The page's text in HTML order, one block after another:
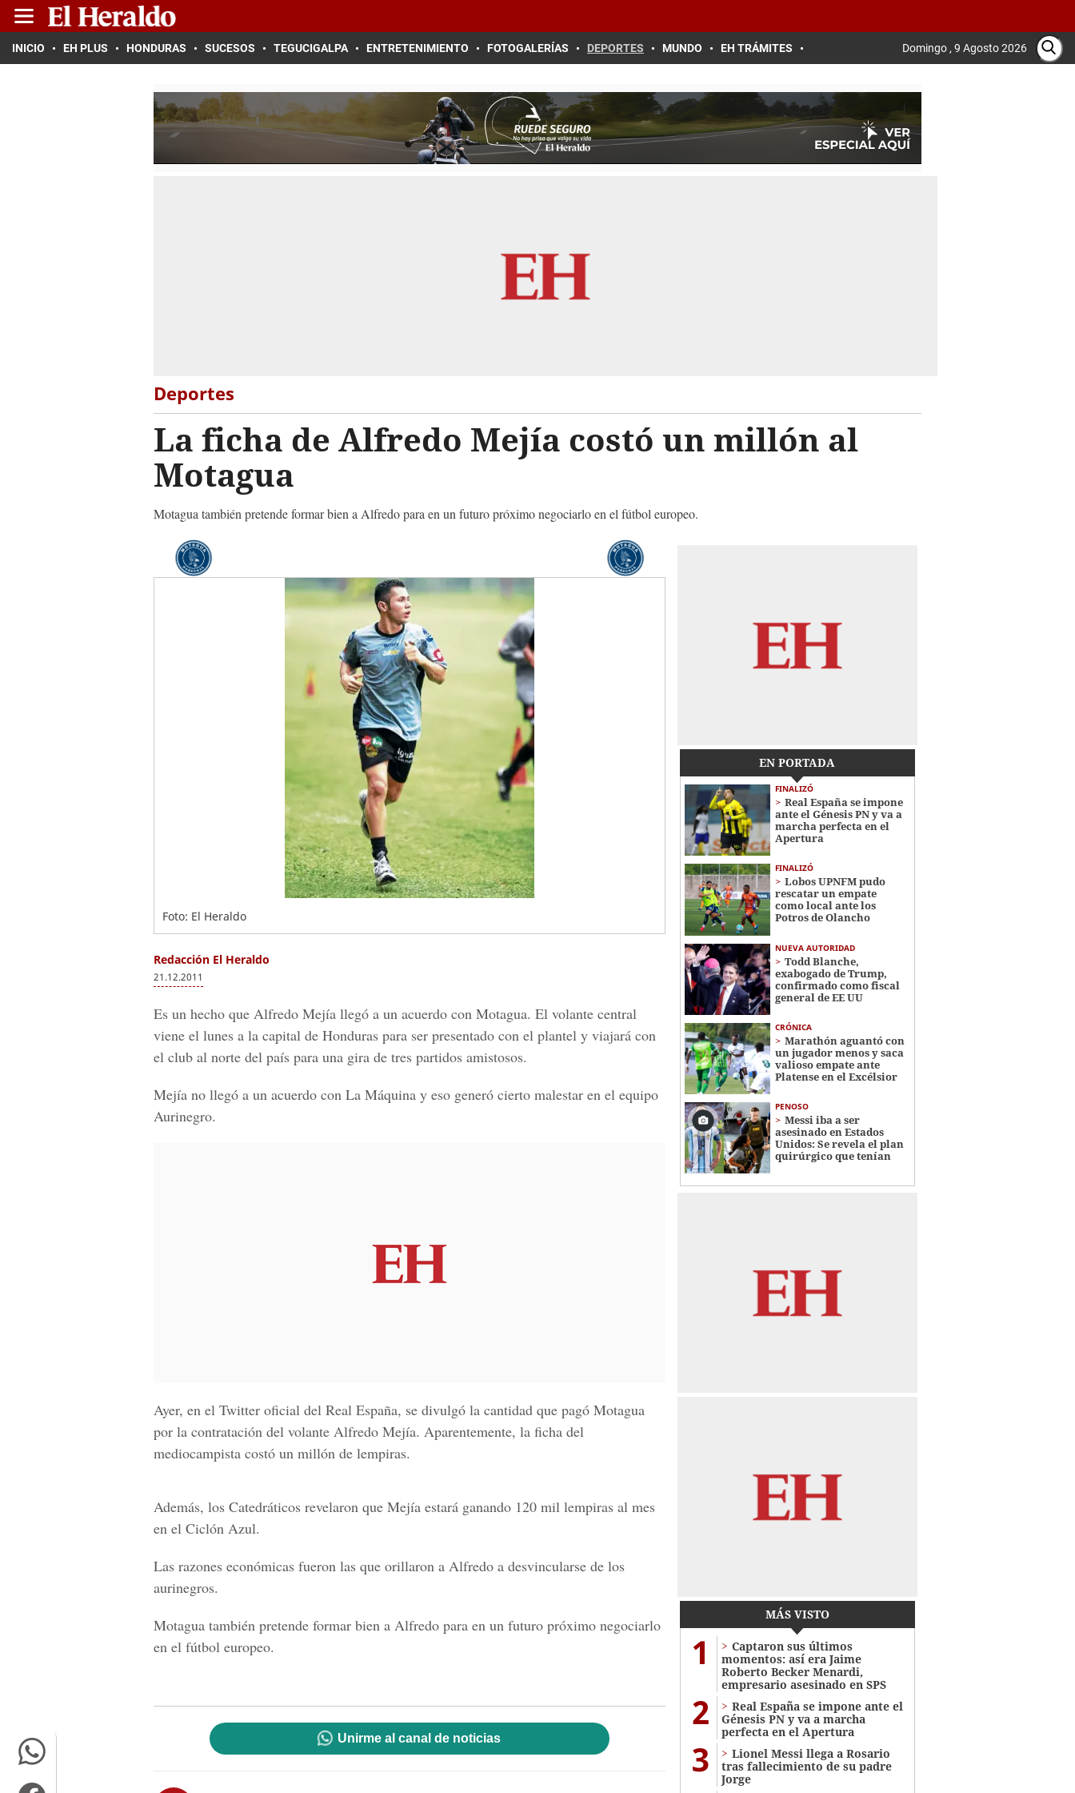
INICIO EH PLUS HONDURAS SUCESOS TEGUCIGALPA ENTRETENIMIENTO FOTOGALERÍAS DEPORTES MUNDO EH TRÁMITES Domingo , 9 Agosto 2026
Deportes
La ficha de Alfredo Mejía costó un millón al
Motagua
Motagua también pretende formar bien a Alfredo para en un futuro próximo negociarlo en el fútbol europeo.
Foto: El Heraldo
Redacción El Heraldo
21.12.2011
Es un hecho que Alfredo Mejía llegó a un acuerdo con Motagua. El volante central
viene el lunes a la capital de Honduras para ser presentado con el plantel y viajará con
el club al norte del país para una gira de tres partidos amistosos.
Mejía no llegó a un acuerdo con La Máquina y eso generó cierto malestar en el equipo
Aurinegro.
Ayer, en el Twitter oficial del Real España, se divulgó la cantidad que pagó Motagua
por la contratación del volante Alfredo Mejía. Aparentemente, la ficha del
mediocampista costó un millón de lempiras.
Además, los Catedráticos revelaron que Mejía estará ganando 120 mil lempiras al mes
en el Ciclón Azul.
Las razones económicas fueron las que orillaron a Alfredo a desvincularse de los
aurinegros.
Motagua también pretende formar bien a Alfredo para en un futuro próximo negociarlo
en el fútbol europeo.
Unirme al canal de noticias
EN PORTADA
FINALIZÓ
Real España se impone
ante el Génesis PN y va a
marcha perfecta en el
Apertura
FINALIZÓ
Lobos UPNFM pudo
rescatar un empate
como local ante los
Potros de Olancho
NUEVA AUTORIDAD
Todd Blanche,
exabogado de Trump,
confirmado como fiscal
general de EE UU
CRÓNICA
Marathón aguantó con
un jugador menos y saca
valioso empate ante
Platense en el Excélsior
PENOSO
Messi iba a ser
asesinado en Estados
Unidos: Se revela el plan
quirúrgico que tenían
MÁS VISTO
1
Captaron sus últimos
momentos: así era Jaime
Roberto Becker Menardi​​​,
empresario asesinado en SPS
2
Real España se impone ante el
Génesis PN y va a marcha
perfecta en el Apertura
3
Lionel Messi llega a Rosario
tras fallecimiento de su padre
Jorge